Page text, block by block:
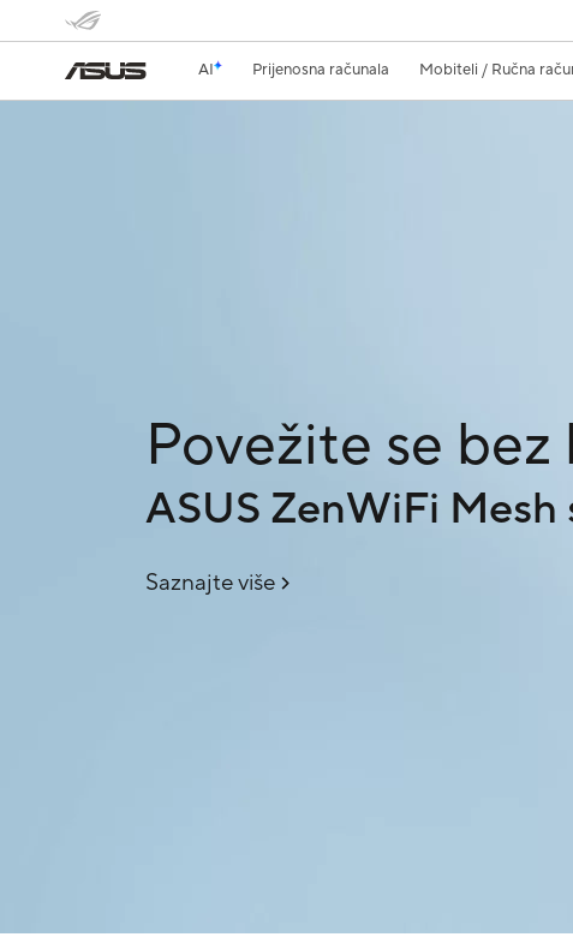
AI Prijenosna računala Mobiteli / Ručna
Brand s najviše
Samostalni, Mesh i
usmjerivači